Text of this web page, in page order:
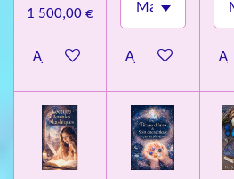
1 500,00 €
Ajouter au panierAjouter au panier